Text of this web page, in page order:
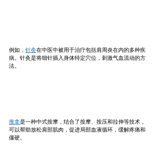
例如， 针灸在中医中被用于治疗包括肩周炎在内的多种疾
病。针灸是将细针插入身体特定穴位，刺激气血流动的方
法。
推拿是一种中式按摩，结合了按摩、按压和拉伸等技术，
可以帮助放松肩部肌肉，促进局部血液循环，缓解疼痛和
僵硬。